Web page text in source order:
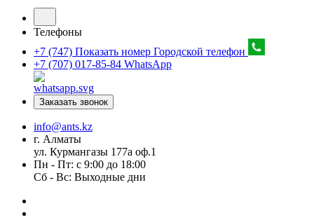
Телефоны
+7 (747) Показать номер Городской телефон
+7 (707) 017-85-84 WhatsApp
Заказать звонок
info@ants.kz
г. Алматы
ул. Курмангазы 177а оф.1
Пн - Пт: с 9:00 до 18:00
Сб - Вс: Выходные дни